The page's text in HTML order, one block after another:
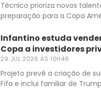
Técnico prioriza novos
preparação para a Copa
Infantino estuda
Copa a investidores
29.JUL.2026 ÀS 10H46
Projeto prevê a criação de
Fifa e inclui familiar de